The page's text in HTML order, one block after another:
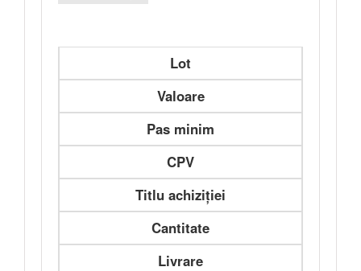
Lot
Valoare
Pas minim
CPV
Titlu achiziției
Cantitate
Livrare